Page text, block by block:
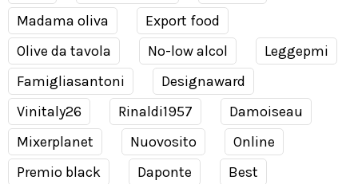
Madama oliva
Export food
Olive da tavola
No-low alcol
Leggepmi
Famigliasantoni
Designaward
Vinitaly26
Rinaldi1957
Damoiseau
Mixerplanet
Nuovosito
Online
Premio black
Daponte
Best